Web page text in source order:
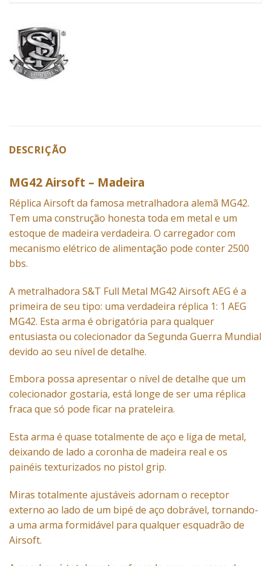
DESCRIÇÃO
MG42 Airsoft – Madeira
Réplica Airsoft da famosa metralhadora alemã MG42.
Tem uma construção honesta toda em metal e um
estoque de madeira verdadeira. O carregador com
mecanismo elétrico de alimentação pode conter 2500
bbs.
A metralhadora S&T Full Metal MG42 Airsoft AEG é a
primeira de seu tipo: uma verdadeira réplica 1: 1 AEG
MG42. Esta arma é obrigatória para qualquer
entusiasta ou colecionador da Segunda Guerra Mundial
devido ao seu nível de detalhe.
Embora possa apresentar o nível de detalhe que um
colecionador gostaria, está longe de ser uma réplica
fraca que só pode ficar na prateleira.
Esta arma é quase totalmente de aço e liga de metal,
deixando de lado a coronha de madeira real e os
painéis texturizados no pistol grip.
Miras totalmente ajustáveis ​​adornam o receptor
externo ao lado de um bipé de aço dobrável, tornando-
a uma arma formidável para qualquer esquadrão de
Airsoft.